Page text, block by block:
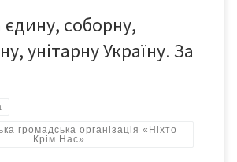
єдину, соборну,
унітарну Україну. За
громадська організація «Ніхто
Крім Нас»